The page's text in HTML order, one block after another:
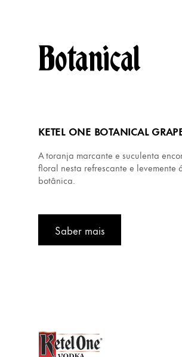
Botanical
KETEL ONE BOTANICAL
A toranja marcante e suculenta
floral nesta refrescante e
botânica.
Saber mais